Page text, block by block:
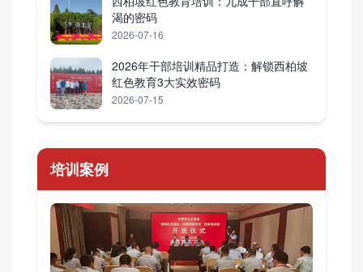
渴的密码
2026-07-16
2026年干部培训精品打造：解锁西柏坡
红色教育3大实效密码
2026-07-15
培训案例